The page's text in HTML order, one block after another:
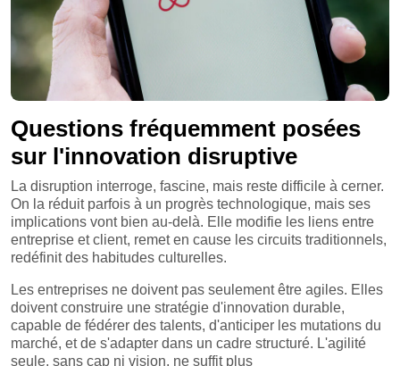
Questions fréquemment posées
sur l'innovation disruptive
La disruption interroge, fascine, mais reste difficile à cerner.
On la réduit parfois à un progrès technologique, mais ses
implications vont bien au-delà. Elle modifie les liens entre
entreprise et client, remet en cause les circuits traditionnels,
redéfinit des habitudes culturelles.
Les entreprises ne doivent pas seulement être agiles. Elles
doivent construire une stratégie d'innovation durable,
capable de fédérer des talents, d'anticiper les mutations du
marché, et de s'adapter dans un cadre structuré. L'agilité
seule, sans cap ni vision, ne suffit plus